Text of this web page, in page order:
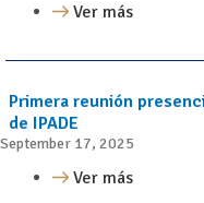
Ver más
Primera reunión
de IPADE
September 17, 2025
Ver más